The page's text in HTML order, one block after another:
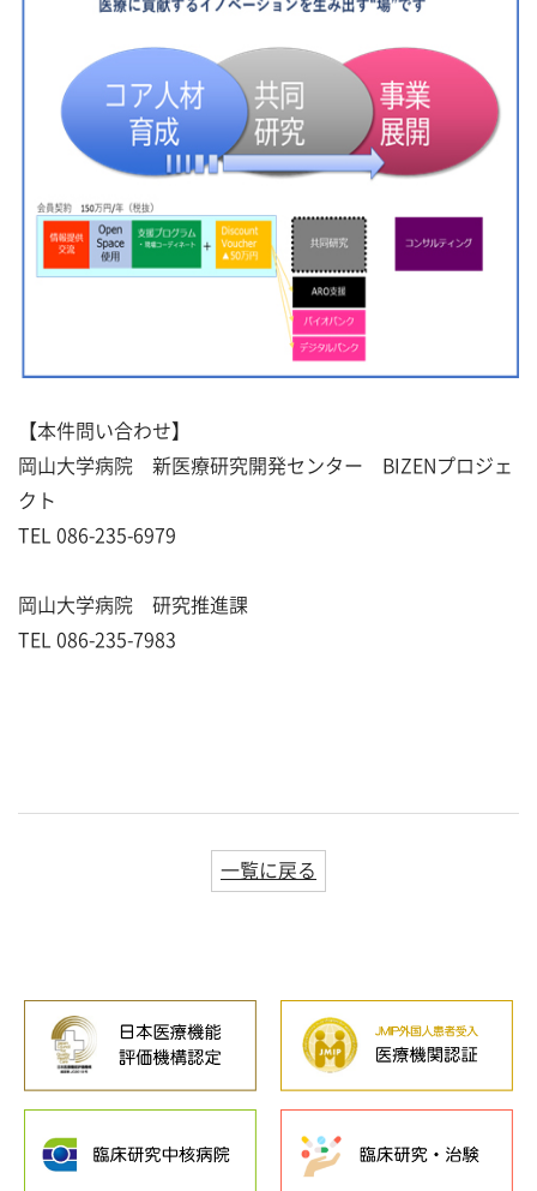
【本件問い合わせ】
岡山大学病院 新医療研究開発センター BIZENプロジェ
クト
TEL 086-235-6979
岡山大学病院 研究推進課
TEL 086-235-7983
一覧に戻る